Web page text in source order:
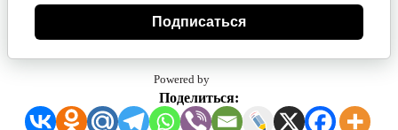
Подписаться
Powered by
Поделиться: